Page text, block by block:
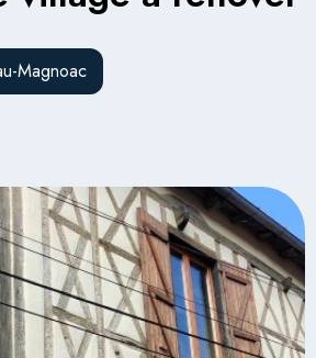
Magnoac